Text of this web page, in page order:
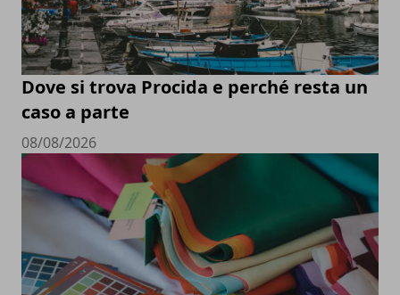
Dove si trova Procida e perché resta un
caso a parte
08/08/2026